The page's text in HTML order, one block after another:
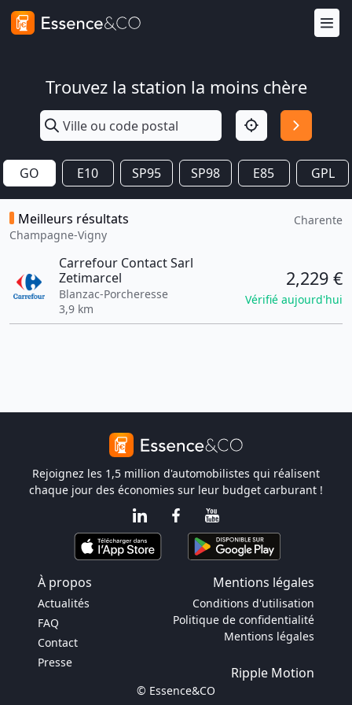
Trouvez la station la moins chère
GO E10 SP95 SP98 E85 GPL
Meilleurs résultats
Champagne-Vigny
Charente
Carrefour Contact Sarl
Zetimarcel
Blanzac-Porcheresse
3,9 km
2,229 €
Vérifié aujourd'hui
Rejoignez les 1,5 million d'automobilistes qui réalisent
chaque jour des économies sur leur budget carburant !
À propos Mentions légales
Actualités
FAQ
Contact
Presse
Conditions d'utilisation
Politique de confidentialité
Mentions légales
Ripple Motion
© Essence&CO